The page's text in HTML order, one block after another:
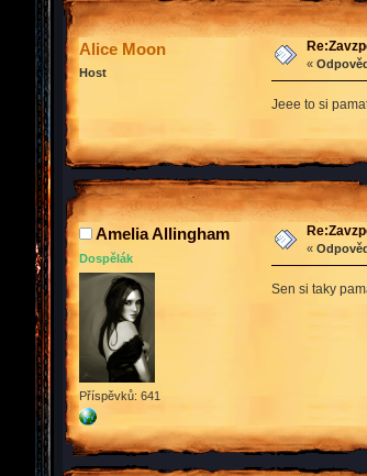
Alice Moon
Host
«
Jeee to si
Amelia Allingham
Dospělák
Příspěvků: 641
«
Sen si taky